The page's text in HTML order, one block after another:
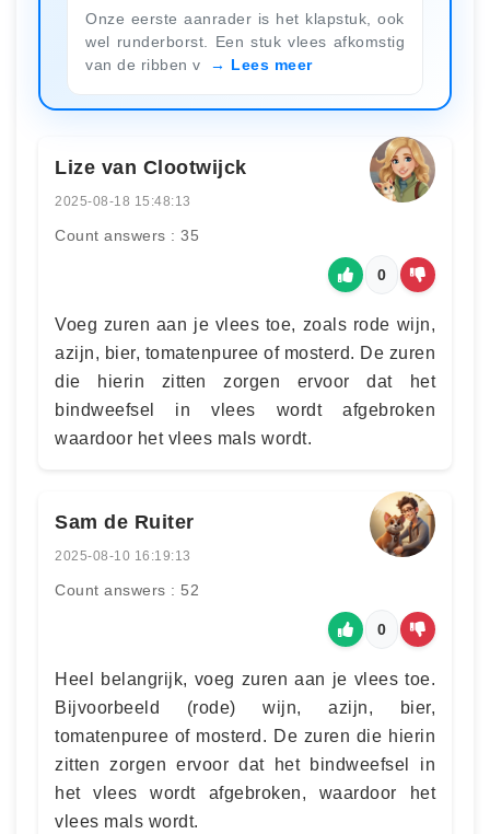
Onze eerste aanrader is het klapstuk, ook
wel runderborst. Een stuk vlees afkomstig
van de ribben v
Lees meer
Lize van Clootwijck
2025-08-18 15:48:13
Count answers : 35
0
Voeg zuren aan je vlees toe, zoals rode wijn,
azijn, bier, tomatenpuree of mosterd. De zuren
die hierin zitten zorgen ervoor dat het
bindweefsel in vlees wordt afgebroken
waardoor het vlees mals wordt.
Sam de Ruiter
2025-08-10 16:19:13
Count answers : 52
0
Heel belangrijk, voeg zuren aan je vlees toe.
Bijvoorbeeld (rode) wijn, azijn, bier,
tomatenpuree of mosterd. De zuren die hierin
zitten zorgen ervoor dat het bindweefsel in
het vlees wordt afgebroken, waardoor het
vlees mals wordt.